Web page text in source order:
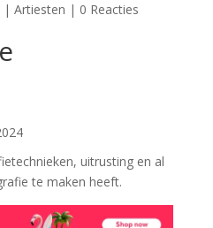
| Artiesten | 0 Reacties
uitrusting en al
te maken heeft.